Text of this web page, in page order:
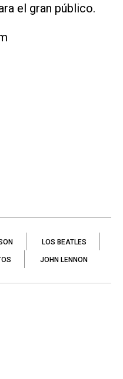
el gran público.
LOS BEATLES
JOHN LENNON